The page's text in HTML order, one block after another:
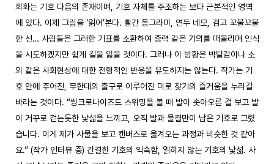
회화는 기호 다음의 존재이며, 기호 자체를 주조하는 보다 근본적인 영역
에 있다. 이제 그림을 ‘읽어’본다. 빨간 동그라미, 연두 네모, 검고 꼬불꼬불
한 선… 사람들은 그러한 기표를 소환하여 중력 같은 기의를 떠올리며 인식
을 시도하겠지만 쉽게 길을 잃을 것이다. 그러나 이 방황은 박탈감이나 소
외 같은 사회현상에 대한 전형적인 반응을 유도하지는 않는다. 작가는 기
호 안에 주어진, 무한대의 출구로 이루어진 미로 찾기의 즐거움을 누리길
바라는 것이다. “씽크로나이즈드 스위밍을 볼 때 발이 솟아오른 걸 보고 발
이 거꾸로 걷는듯한 낯섦을 느끼고, 오직 발과 물결만이 남은 기호로 그렸
습니다. 이게 제가 사물을 보고 캔버스로 옮겨오는 과정과 비슷한 것 같아
요.” (작가 인터뷰 중) 간결한 기호의 익숙함, 읽히지 않는 기호의 낯섦. 사